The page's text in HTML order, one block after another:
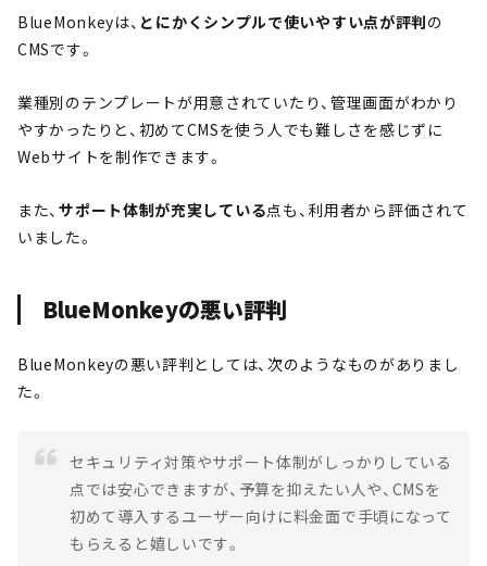
BlueMonkeyは、 とにかくシンプルで使いやすい点が評判の
CMSです。
業種別のテンプレートが用意されていたり、管理画面がわかり
やすかったりと、初めてCMSを使う人でも難しさを感じずに
Webサイトを制作できます。
また、サポート体制が充実している点も、利用者から評価されて
いました。
BlueMonkeyの悪い評判
BlueMonkeyの悪い評判としては、次のようなものがありまし
た。
セキュリティ対策やサポート体制がしっかりしている
点では安心できますが、予算を抑えたい人や、CMSを
初めて導入するユーザー向けに料金面で手頃になって
もらえると嬉しいです。